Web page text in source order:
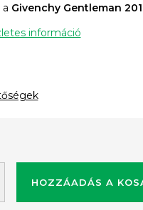
Givenchy Gentleman
információ
HOZZÁADÁS A